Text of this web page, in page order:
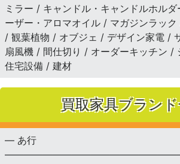
ミラー / キャンドル・キャンドルホル
ーザー・アロマオイル / マガジンラッ
/ 観葉植物 / オブジェ / デザイン家電 /
扇風機 / 間仕切り / オーダーキッチン /
住宅設備 / 建材
買取家具ブラン
— あ行